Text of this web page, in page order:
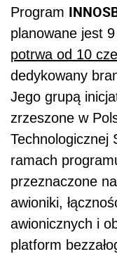
Program
planowane jest
potrwa od 10
dedykowany
Jego grupą
zrzeszone w
Technologicznej
ramach
przeznaczone
awioniki,
awionicznych i
platform